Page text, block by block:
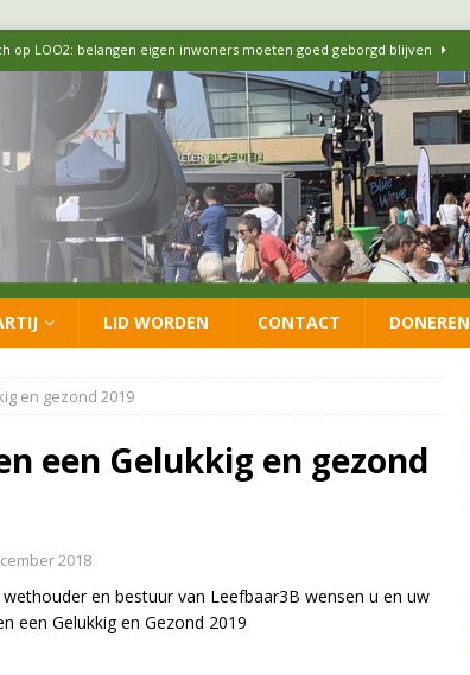
op LOO2: belangen eigen inwoners moeten goed geborgd blijven
oproep van lokale partijen uit heel Nederland: schaf het
vacature voor onafhankelijke wethouder Sociaal Domein
presenteren coalitieakkoord: ‘Groeien met behoud van karakter’
LID WORDEN CONTACT DONEREN
en gezond 2019
een Gelukkig en gezond
2018
wethouder en bestuur van Leefbaar3B wensen u en uw
een Gelukkig en Gezond 2019